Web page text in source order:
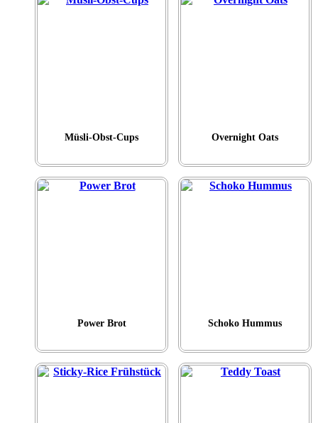
Müsli-Obst-Cups Overnight Oats
Power Brot Schoko Hummus